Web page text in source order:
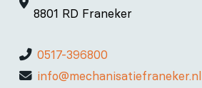
8801 RD Franeker
0517-396800
info@mechanisatiefraneker.nl